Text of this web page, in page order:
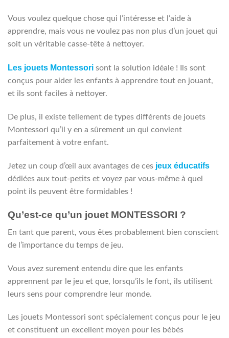
Vous voulez quelque chose qui l’intéresse et l’aide à
apprendre, mais vous ne voulez pas non plus d’un jouet qui
soit un véritable casse-tête à nettoyer.
Les jouets Montessori sont la solution idéale ! Ils sont
conçus pour aider les enfants à apprendre tout en jouant,
et ils sont faciles à nettoyer.
De plus, il existe tellement de types différents de jouets
Montessori qu’il y en a sûrement un qui convient
parfaitement à votre enfant.
Jetez un coup d’œil aux avantages de ces jeux éducatifs
dédiées aux tout-petits et voyez par vous-même à quel
point ils peuvent être formidables !
Qu’est-ce qu’un jouet MONTESSORI ?
En tant que parent, vous êtes probablement bien conscient
de l’importance du temps de jeu.
Vous avez surement entendu dire que les enfants
apprennent par le jeu et que, lorsqu’ils le font, ils utilisent
leurs sens pour comprendre leur monde.
Les jouets Montessori sont spécialement conçus pour le jeu
et constituent un excellent moyen pour les bébés